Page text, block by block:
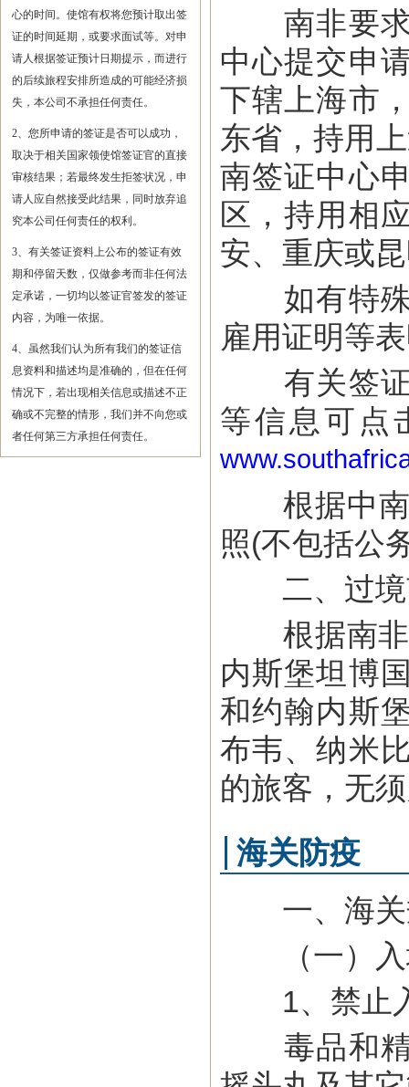
心的时间。使馆有权将您预计取出签
证的时间延期，或要求面试等。对申
请人根据签证预计日期提示，而进行
的后续旅程安排所造成的可能经济损
失，本公司不承担任何责任。
2、您所申请的签证是否可以成功，
取决于相关国家领使馆签证官的直接
审核结果；若最终发生拒签状况，申
请人应自然接受此结果，同时放弃追
究本公司任何责任的权利。
3、有关签证资料上公布的签证有效
期和停留天数，仅做参考而非任何法
定承诺，一切均以签证官签发的签证
内容，为唯一依据。
4、虽然我们认为所有我们的签证信
息资料和描述均是准确的，但在任何
情况下，若出现相关信息或描述不正
确或不完整的情形，我们并不向您或
者任何第三方承担任何责任。
南非要求
中心提交申
下辖上海市
东省，持用
南签证中心
区，持用相
安、重庆或
如有特殊
雇用证明等
有关签证
等信息可点
根据中南
照(不包括公
二、过境
根据南非
内斯堡坦博
和约翰内斯
布韦、纳米
的旅客，无
海关防疫
一、海关
（一）入
1、禁止入
毒品和精